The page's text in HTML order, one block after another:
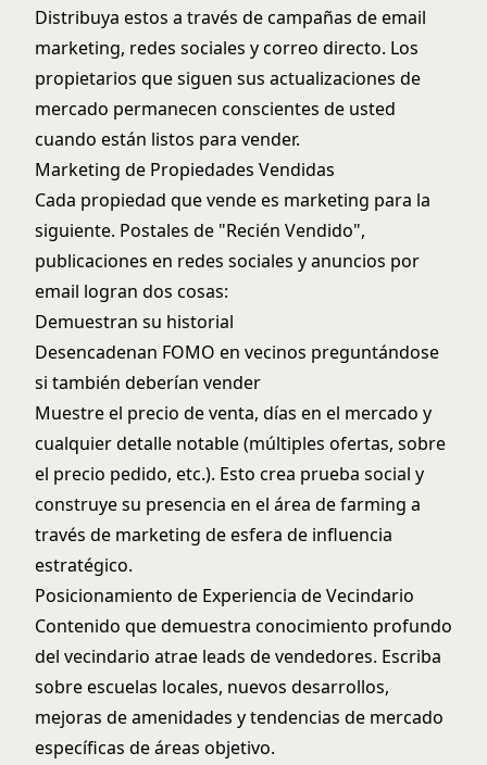
Distribuya estos a través decampañas de email
marketing, redes sociales y correo directo. Los
propietarios que siguen sus actualizaciones de
mercado permanecen conscientes de usted
cuando están listos para vender.
Marketing de Propiedades Vendidas
Cada propiedad que vende es marketing para la
siguiente. Postales de "Recién Vendido",
publicaciones en redes sociales y anuncios por
email logran dos cosas:
Demuestran su historial
Desencadenan FOMO en vecinos preguntándose
si también deberían vender
Muestre el precio de venta, días en el mercado y
cualquier detalle notable (múltiples ofertas, sobre
el precio pedido, etc.). Esto crea prueba social y
construye su presencia en el área de farming a
través de marketing de esfera de influencia
estratégico.
Posicionamiento de Experiencia de Vecindario
Contenido que demuestra conocimiento profundo
del vecindario atrae leads de vendedores. Escriba
sobre escuelas locales, nuevos desarrollos,
mejoras de amenidades y tendencias de mercado
específicas de áreas objetivo.